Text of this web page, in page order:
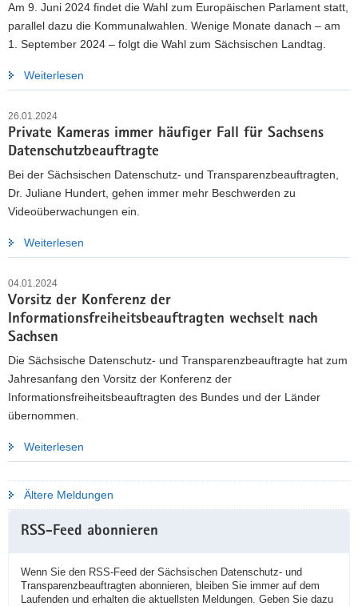
Am 9. Juni 2024 findet die Wahl zum Europäischen Parlament statt,
parallel dazu die Kommunalwahlen. Wenige Monate danach – am
1. September 2024 – folgt die Wahl zum Sächsischen Landtag.
Weiterlesen
26.01.2024
Private Kameras immer häufiger Fall für Sachsens
Datenschutzbeauftragte
Bei der Sächsischen Datenschutz- und Transparenzbeauftragten,
Dr. Juliane Hundert, gehen immer mehr Beschwerden zu
Videoüberwachungen ein.
Weiterlesen
04.01.2024
Vorsitz der Konferenz der
Informationsfreiheitsbeauftragten wechselt nach
Sachsen
Die Sächsische Datenschutz- und Transparenzbeauftragte hat zum
Jahresanfang den Vorsitz der Konferenz der
Informationsfreiheitsbeauftragten des Bundes und der Länder
übernommen.
Weiterlesen
Ältere Meldungen
RSS-Feed abonnieren
Wenn Sie den RSS-Feed der Sächsischen Datenschutz- und
Transparenzbeauftragten abonnieren, bleiben Sie immer auf dem
Laufenden und erhalten die aktuellsten Meldungen. Geben Sie dazu